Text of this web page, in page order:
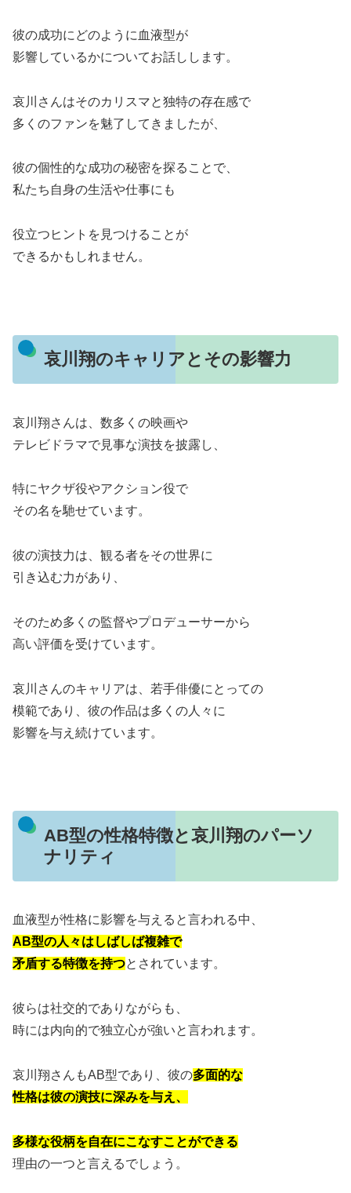
彼の成功にどのように血液型が
影響しているかについてお話しします。
哀川さんはそのカリスマと独特の存在感で
多くのファンを魅了してきましたが、
彼の個性的な成功の秘密を探ることで、
私たち自身の生活や仕事にも
役立つヒントを見つけることが
できるかもしれません。
哀川翔のキャリアとその影響力
哀川翔さんは、数多くの映画や
テレビドラマで見事な演技を披露し、
特にヤクザ役やアクション役で
その名を馳せています。
彼の演技力は、観る者をその世界に
引き込む力があり、
そのため多くの監督やプロデューサーから
高い評価を受けています。
哀川さんのキャリアは、若手俳優にとっての
模範であり、彼の作品は多くの人々に
影響を与え続けています。
AB型の性格特徴と哀川翔のパーソ
ナリティ
血液型が性格に影響を与えると言われる中、
AB型の人々はしばしば複雑で
矛盾する特徴を持つとされています。
彼らは社交的でありながらも、
時には内向的で独立心が強いと言われます。
哀川翔さんもAB型であり、彼の多面的な
性格は彼の演技に深みを与え、
多様な役柄を自在にこなすことができる
理由の一つと言えるでしょう。